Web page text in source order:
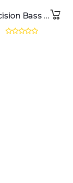
Fender American Professional II Precision Bass RW LH (Olympic White)